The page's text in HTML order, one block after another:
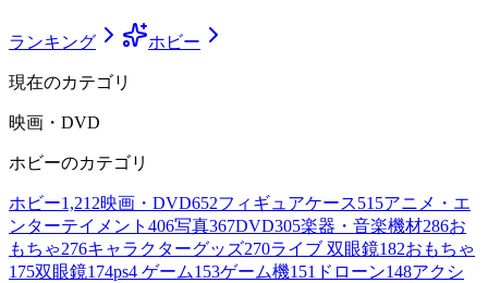
ランキング ホビー
現在のカテゴリ
映画・DVD
ホビーのカテゴリ
ホビー1,212映画・DVD652フィギュアケース515アニメ・エ
ンターテイメント 406写真367DVD305楽器・音楽機材286お
もちゃ276キャラクターグッズ270ライブ 双眼鏡182おもちゃ
175双眼鏡174ps4 ゲーム153ゲーム機151 ドローン148アクシ